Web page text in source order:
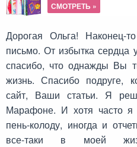
СМОТРЕТЬ »
Дорогая Ольга! Наконец-
письмо. От избытка сердца
спасибо, что однажды Вы
жизнь. Спасибо подруге,
сайт, Ваши статьи. Я
Марафоне. И хотя часто я
пень-колоду, иногда и
все-таки в моей